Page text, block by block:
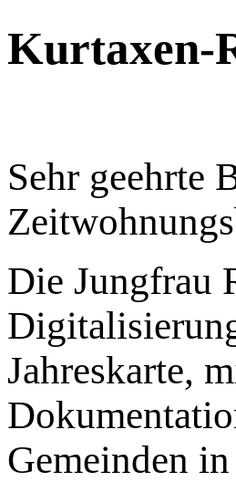
Kurtaxen-
Sehr geehrte
Die Jungfrau
Jahreskarte,
Gemeinden